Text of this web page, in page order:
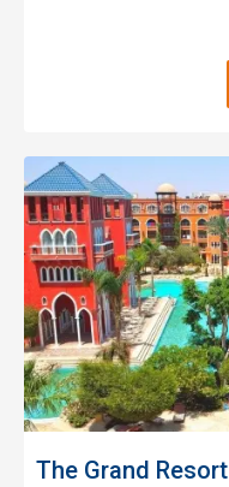
The Grand Resort